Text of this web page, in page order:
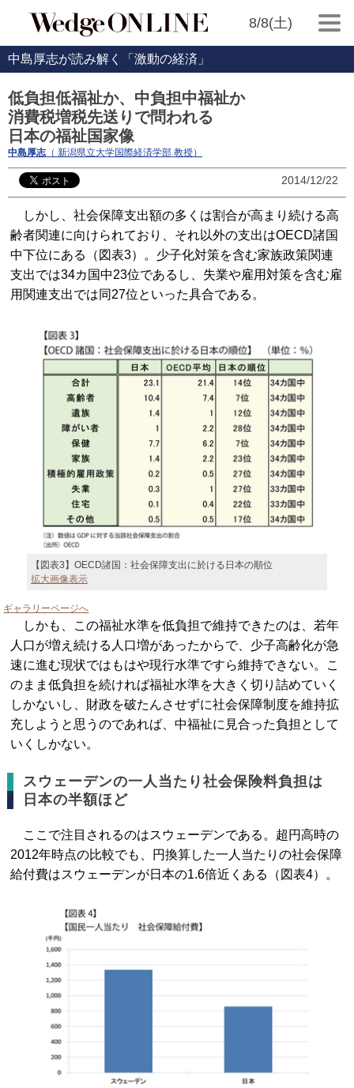
8/8(土)
中島厚志が読み解く「激動の経済」
低負担低福祉か、中負担中福祉か
消費税増税先送りで問われる
日本の福祉国家像
中島厚志（ 新潟県立大学国際経済学部 教授）
2014/12/22
しかし、社会保障支出額の多くは割合が高まり続ける高
齢者関連に向けられており、それ以外の支出はOECD諸国
中下位にある（図表3）。少子化対策を含む家族政策関連
支出では34カ国中23位であるし、失業や雇用対策を含む雇
用関連支出では同27位といった具合である。
【図表3】OECD諸国：社会保障支出に於ける日本の順位
拡大画像表示
ギャラリーページへ
しかも、この福祉水準を低負担で維持できたのは、若年
人口が増え続ける人口増があったからで、少子高齢化が急
速に進む現状ではもはや現行水準ですら維持できない。こ
のまま低負担を続ければ福祉水準を大きく切り詰めていく
しかないし、財政を破たんさせずに社会保障制度を維持拡
充しようと思うのであれば、中福祉に見合った負担として
いくしかない。
スウェーデンの一人当たり社会保険料負担は
日本の半額ほど
ここで注目されるのはスウェーデンである。超円高時の
2012年時点の比較でも、円換算した一人当たりの社会保障
給付費はスウェーデンが日本の1.6倍近くある（図表4）。